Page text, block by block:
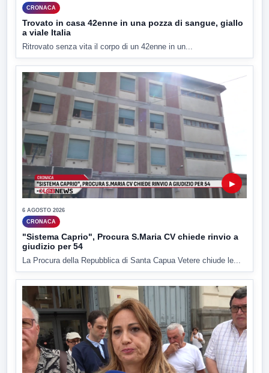
CRONACA
Trovato in casa 42enne in una pozza di sangue, giallo
a viale Italia
Ritrovato senza vita il corpo di un 42enne in un...
▶
6 AGOSTO 2026
CRONACA
"Sistema Caprio", Procura S.Maria CV chiede rinvio a
giudizio per 54
La Procura della Repubblica di Santa Capua Vetere chiude le...